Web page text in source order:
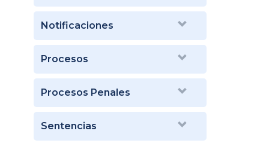
Notificaciones
Procesos
Procesos Penales
Sentencias